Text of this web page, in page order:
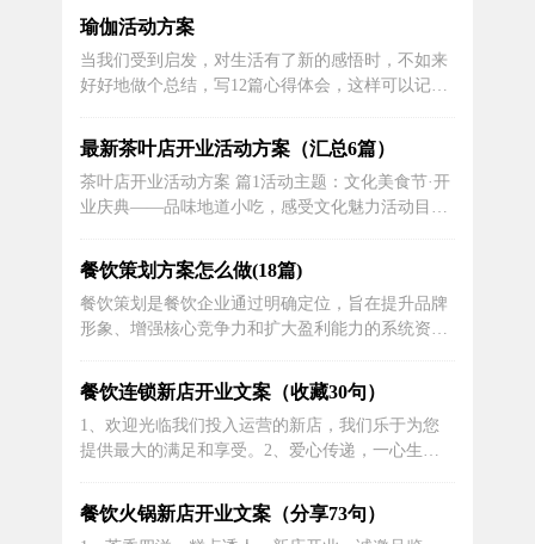
业活动的营销策划方案，敬请阅读，希望对大家有
所帮助。
瑜伽活动方案
当我们受到启发，对生活有了新的感悟时，不如来
好好地做个总结，写12篇心得体会，这样可以记录
呢？下面是小编为大家整理的瑜伽课心得，欢迎大
家借鉴与参考，希望对大家有所帮助。瑜伽活动方
案 篇1为进一步加强我校大学生心理健康教育工
作，营造良好的心理健康教育氛...
最新茶叶店开业活动方案（汇总6篇）
茶叶店开业活动方案 篇1活动主题：文化美食节·开
业庆典——品味地道小吃，感受文化魅力活动目
娱乐于一体的开业庆典，提升品牌形象。活动内
容：文化展示：在店内或店外设置文化展示区，展
示地方特色文化、历史背景、传统工艺等，增加顾
客的文化体验。美...
餐饮策划方案怎么做(18篇)
餐饮策划是餐饮企业通过明确定位，旨在提升品牌
形象、增强核心竞争力和扩大盈利能力的系统资源
参考。
餐饮连锁新店开业文案（收藏30句）
1、欢迎光临我们投入运营的新店，我们乐于为您
提供最大的满足和享受。2、爱心传递，一心生
新店即将开业！4、新店开业限时特惠，点一份菜
肴即可获得一份免费的饮料，还等什么呢？5、您
餐饮火锅新店开业文案（分享73句）